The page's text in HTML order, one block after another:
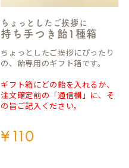
ちょっとしたご挨拶に
持ち手つき飴1種箱
ちょっとしたご挨拶にぴったり
の、飴専用のギフト箱です。
ギフト箱にどの飴を入れるか、
注文確定前の「通信欄」に、そ
の旨ご記入ください。
¥110